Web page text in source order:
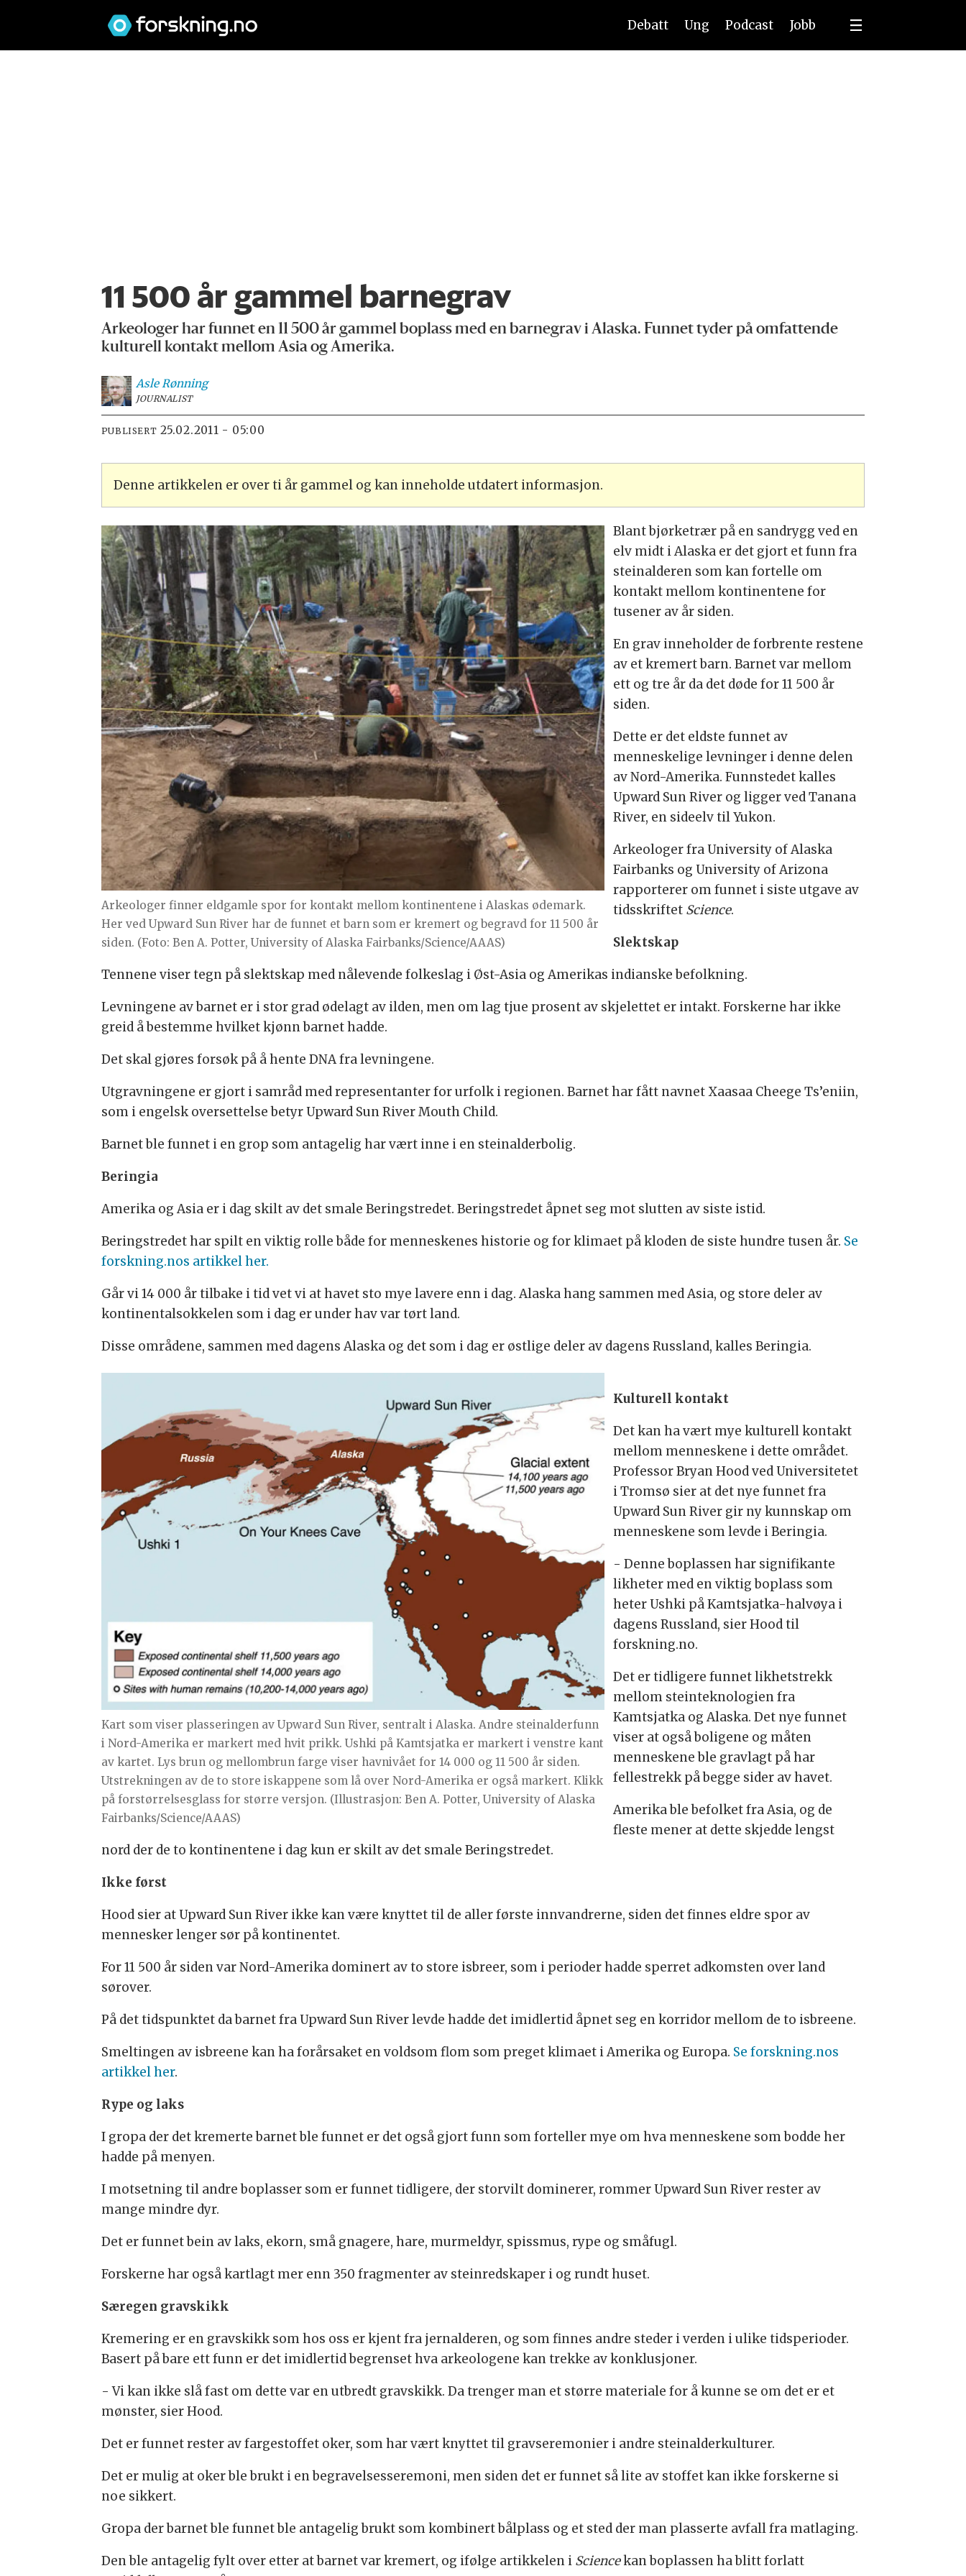
Debatt Ung Podcast Jobb
11 500 år gammel barnegrav
Arkeologer har funnet en 11 500 år gammel boplass med en barnegrav i Alaska. Funnet tyder på omfattende
kulturell kontakt mellom Asia og Amerika.
Asle Rønning
JOURNALIST
PUBLISERT 25.02.2011 - 05:00
Denne artikkelen er over ti år gammel og kan inneholde utdatert informasjon.
Arkeologer finner eldgamle spor for kontakt mellom kontinentene i Alaskas ødemark.
Her ved Upward Sun River har de funnet et barn som er kremert og begravd for 11 500 år
siden. (Foto: Ben A. Potter, University of Alaska Fairbanks/Science/AAAS)
Blant bjørketrær på en sandrygg ved en
elv midt i Alaska er det gjort et funn fra
steinalderen som kan fortelle om
kontakt mellom kontinentene for
tusener av år siden.
En grav inneholder de forbrente restene
av et kremert barn. Barnet var mellom
ett og tre år da det døde for 11 500 år
siden.
Dette er det eldste funnet av
menneskelige levninger i denne delen
av Nord-Amerika. Funnstedet kalles
Upward Sun River og ligger ved Tanana
River, en sideelv til Yukon.
Arkeologer fra University of Alaska
Fairbanks og University of Arizona
rapporterer om funnet i siste utgave av
tidsskriftet Science.
Slektskap
Tennene viser tegn på slektskap med nålevende folkeslag i Øst-Asia og Amerikas indianske befolkning.
Levningene av barnet er i stor grad ødelagt av ilden, men om lag tjue prosent av skjelettet er intakt. Forskerne har ikke
greid å bestemme hvilket kjønn barnet hadde.
Det skal gjøres forsøk på å hente DNA fra levningene.
Utgravningene er gjort i samråd med representanter for urfolk i regionen. Barnet har fått navnet Xaasaa Cheege Ts’eniin,
som i engelsk oversettelse betyr Upward Sun River Mouth Child.
Barnet ble funnet i en grop som antagelig har vært inne i en steinalderbolig.
Beringia
Amerika og Asia er i dag skilt av det smale Beringstredet. Beringstredet åpnet seg mot slutten av siste istid.
Beringstredet har spilt en viktig rolle både for menneskenes historie og for klimaet på kloden de siste hundre tusen år. Se
forskning.nos artikkel her.
Går vi 14 000 år tilbake i tid vet vi at havet sto mye lavere enn i dag. Alaska hang sammen med Asia, og store deler av
kontinentalsokkelen som i dag er under hav var tørt land.
Disse områdene, sammen med dagens Alaska og det som i dag er østlige deler av dagens Russland, kalles Beringia.
Kart som viser plasseringen av Upward Sun River, sentralt i Alaska. Andre steinalderfunn
i Nord-Amerika er markert med hvit prikk. Ushki på Kamtsjatka er markert i venstre kant
av kartet. Lys brun og mellombrun farge viser havnivået for 14 000 og 11 500 år siden.
Utstrekningen av de to store iskappene som lå over Nord-Amerika er også markert. Klikk
på forstørrelsesglass for større versjon. (Illustrasjon: Ben A. Potter, University of Alaska
Fairbanks/Science/AAAS)
Kulturell kontakt
Det kan ha vært mye kulturell kontakt
mellom menneskene i dette området.
Professor Bryan Hood ved Universitetet
i Tromsø sier at det nye funnet fra
Upward Sun River gir ny kunnskap om
menneskene som levde i Beringia.
- Denne boplassen har signifikante
likheter med en viktig boplass som
heter Ushki på Kamtsjatka-halvøya i
dagens Russland, sier Hood til
forskning.no.
Det er tidligere funnet likhetstrekk
mellom steinteknologien fra
Kamtsjatka og Alaska. Det nye funnet
viser at også boligene og måten
menneskene ble gravlagt på har
fellestrekk på begge sider av havet.
Amerika ble befolket fra Asia, og de
fleste mener at dette skjedde lengst
nord der de to kontinentene i dag kun er skilt av det smale Beringstredet.
Ikke først
Hood sier at Upward Sun River ikke kan være knyttet til de aller første innvandrerne, siden det finnes eldre spor av
mennesker lenger sør på kontinentet.
For 11 500 år siden var Nord-Amerika dominert av to store isbreer, som i perioder hadde sperret adkomsten over land
sørover.
På det tidspunktet da barnet fra Upward Sun River levde hadde det imidlertid åpnet seg en korridor mellom de to isbreene.
Smeltingen av isbreene kan ha forårsaket en voldsom flom som preget klimaet i Amerika og Europa. Se forskning.nos
artikkel her.
Rype og laks
I gropa der det kremerte barnet ble funnet er det også gjort funn som forteller mye om hva menneskene som bodde her
hadde på menyen.
I motsetning til andre boplasser som er funnet tidligere, der storvilt dominerer, rommer Upward Sun River rester av
mange mindre dyr.
Det er funnet bein av laks, ekorn, små gnagere, hare, murmeldyr, spissmus, rype og småfugl.
Forskerne har også kartlagt mer enn 350 fragmenter av steinredskaper i og rundt huset.
Særegen gravskikk
Kremering er en gravskikk som hos oss er kjent fra jernalderen, og som finnes andre steder i verden i ulike tidsperioder.
Basert på bare ett funn er det imidlertid begrenset hva arkeologene kan trekke av konklusjoner.
- Vi kan ikke slå fast om dette var en utbredt gravskikk. Da trenger man et større materiale for å kunne se om det er et
mønster, sier Hood.
Det er funnet rester av fargestoffet oker, som har vært knyttet til gravseremonier i andre steinalderkulturer.
Det er mulig at oker ble brukt i en begravelsesseremoni, men siden det er funnet så lite av stoffet kan ikke forskerne si
noe sikkert.
Gropa der barnet ble funnet ble antagelig brukt som kombinert bålplass og et sted der man plasserte avfall fra matlaging.
Den ble antagelig fylt over etter at barnet var kremert, og ifølge artikkelen i Sciencekan boplassen ha blitt forlatt